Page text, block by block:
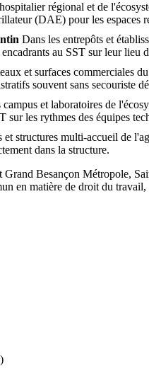
régional et de
(DAE) pour les espaces
Dans les entrepôts et
au SST sur leur lieu
et surfaces commerciales
souvent sans secouriste
campus et laboratoires de
sur les rythmes des équipes
et structures multi-accueil de
dans la structure.
Grand Besançon Métropole,
en matière de droit du